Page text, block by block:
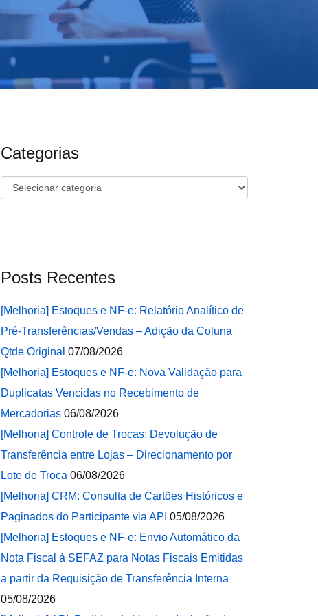
Categorias
Categorias
Posts Recentes
[Melhoria] Estoques e NF-e: Relatório Analítico de
Pré-Transferências/Vendas – Adição da Coluna
Qtde Original 07/08/2026
[Melhoria] Estoques e NF-e: Nova Validação para
Duplicatas Vencidas no Recebimento de
Mercadorias 06/08/2026
[Melhoria] Controle de Trocas: Devolução de
Transferência entre Lojas – Direcionamento por
Lote de Troca 06/08/2026
[Melhoria] CRM: Consulta de Cartões Históricos e
Paginados do Participante via API 05/08/2026
[Melhoria] Estoques e NF-e: Envio Automático da
Nota Fiscal à SEFAZ para Notas Fiscais Emitidas
a partir da Requisição de Transferência Interna
05/08/2026